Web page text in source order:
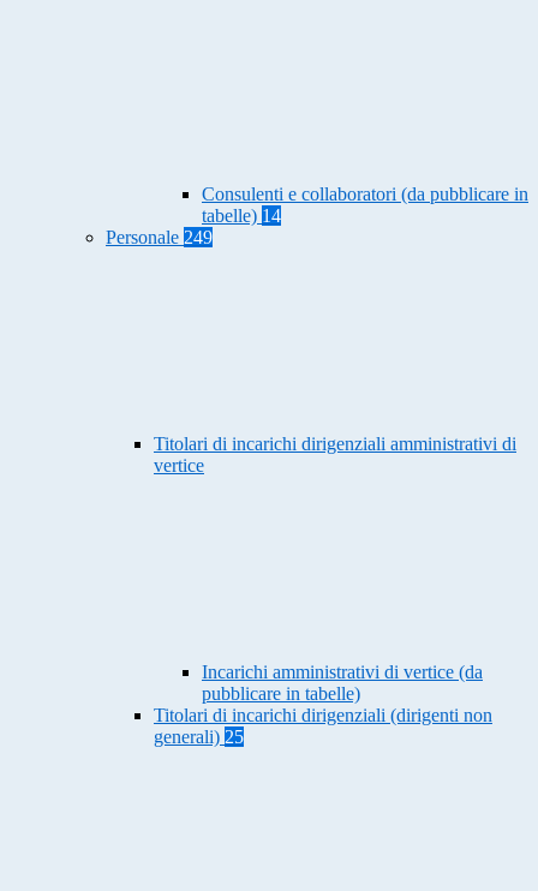
Consulenti e collaboratori (da pubblicare in
tabelle) 14
Personale 249
Titolari di incarichi dirigenziali amministrativi di
vertice
Incarichi amministrativi di vertice (da
pubblicare in tabelle)
Titolari di incarichi dirigenziali (dirigenti non
generali) 25